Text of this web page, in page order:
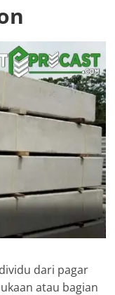
dari pagar
atau bagian